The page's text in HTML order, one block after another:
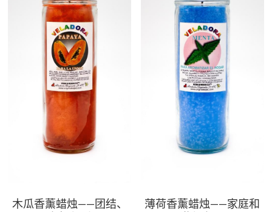
木瓜香薰蜡烛——团结、
薄荷香薰蜡烛——家庭和